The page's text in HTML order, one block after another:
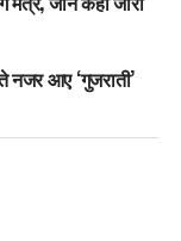
नजर आए ‘गुजराती’